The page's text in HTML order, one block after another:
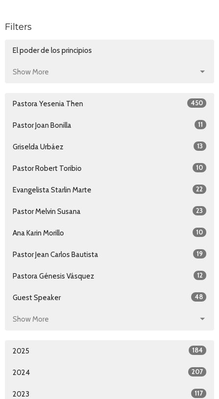
Filters
El poder de los principios
Show More
Pastora Yesenia Then 450
Pastor Joan Bonilla 11
Griselda Urbáez 13
Pastor Robert Toribio 10
Evangelista Starlin Marte 22
Pastor Melvin Susana 23
Ana Karin Morillo 10
Pastor Jean Carlos Bautista 19
Pastora Génesis Vásquez 12
Guest Speaker 48
Show More
2025 184
2024 207
2023 117